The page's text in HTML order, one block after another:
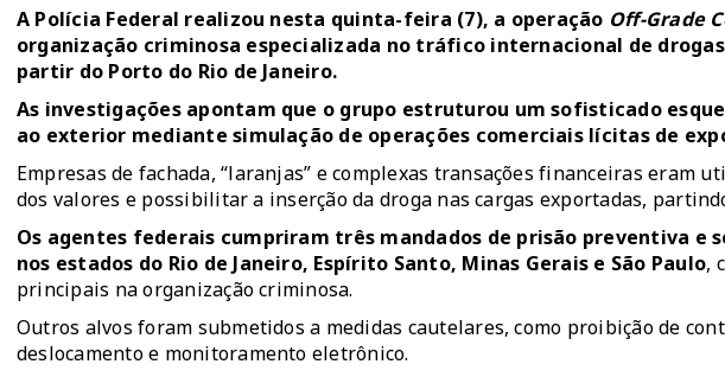
A Polícia Federal realizou nesta quinta-feira (7), a operação Off-Grade
organização criminosa especializada no tráfico internacional de
partir do Porto do Rio de Janeiro.
As investigações apontam que o grupo estruturou um sofisticado
ao exterior mediante simulação de operações comerciais lícitas de
Empresas de fachada, “laranjas” e complexas transações financeiras eram
dos valores e possibilitar a inserção da droga nas cargas exportadas,
Os agentes federais cumpriram três mandados de prisão preventiva e
nos estados do Rio de Janeiro, Espírito Santo, Minas Gerais e São Paulo,
principais na organização criminosa.
Outros alvos foram submetidos a medidas cautelares, como proibição de
deslocamento e monitoramento eletrônico.